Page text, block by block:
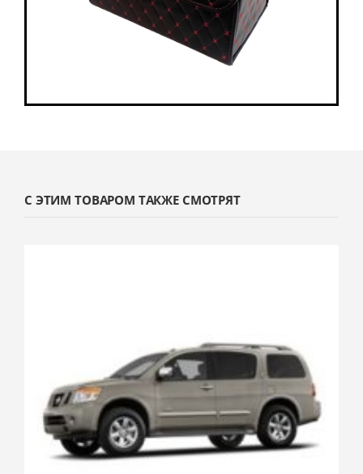
С ЭТИМ ТОВАРОМ ТАКЖЕ СМОТРЯТ